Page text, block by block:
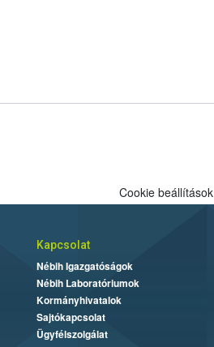
Cookie beállítások
Kapcsolat
Nébih Igazgatóságok
Nébih Laboratóriumok
Kormányhivatalok
Sajtókapcsolat
Ügyfélszolgálat